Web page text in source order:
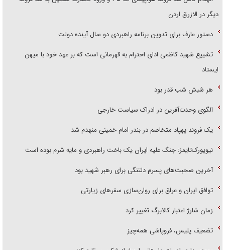
دیگر در الازرق اردن
دستور عارف برای تدوین برنامه راهبردی دو سال آینده دولت
تشییع شهید کاظمی ادای احترام به قهرمانی است که بر عهد خود با میهن
ایستاد
هر شبش شب قدر بود
الگوی وحدت‌آفرین در ادراک سیاست خارجی
یک فروند پهپاد متخاصم در بندر امام خمینی منهدم شد
نیویورک‌تایمز: جنگ علیه ایران یک باخت راهبردی و مایه شرم بوده است
آخرین صحبت‌های پسرم دلتنگی برای رهبر شهید بود
توافق ایران و عراق برای روان‌سازی سفر‌های زیارتی
زمان شارژ اعتبار کالابرگ تغییر کرد
تضعیف پلیس، فروپاشی همه‌چیز